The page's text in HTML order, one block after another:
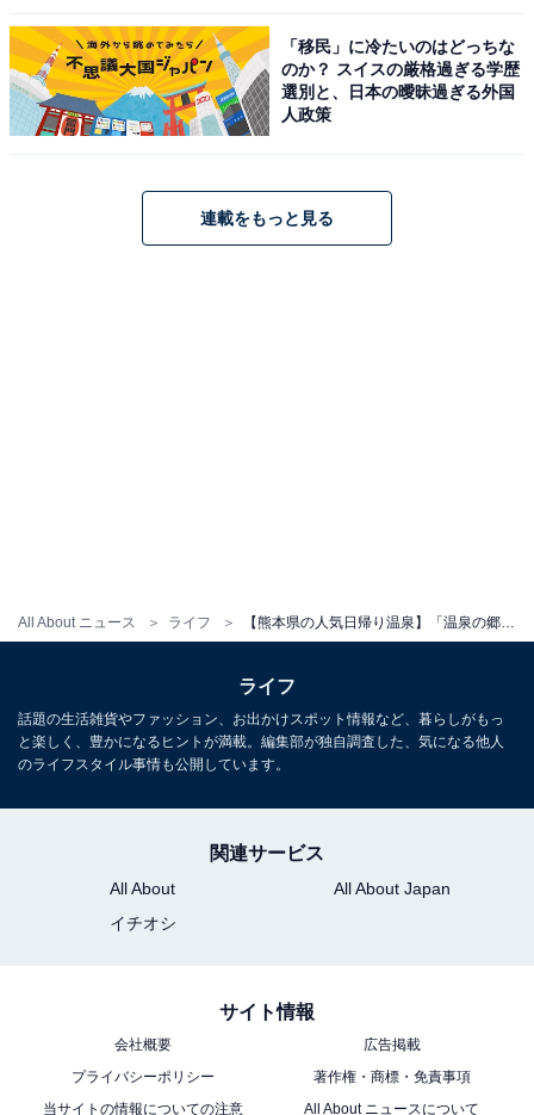
All About ニュース ライフ
アクセス：阿蘇・菊池方面より車で約20分。福岡・大牟
田方面より菊水ICから車で約20分。熊本市内より植木IC
から車で約25分。大駐車場完備。
※ボディーソープ備え付けあり。シャンプー・リンス、
タオル類は有料販売・レンタルとなります。
宿泊：不可（日帰り施設のため、駐車場での寝泊りも原
則禁止。ただし、2台限定の有料車中泊スペース「RVパ
ークSmart」での宿泊は可能です。）
「移民」に冷たいのはどっちな
のか？ スイスの厳格過ぎる学歴
選別と、日本の曖昧過ぎる外国
人政策
連載をもっと見る
ライフ
話題の生活雑貨やファッション、お出かけスポット情報など、暮らしがもっ
と楽しく、豊かになるヒントが満載。編集部が独自調査した、気になる他人
のライフスタイル事情も公開しています。
関連サービス
All About
All About Japan
イチオシ
サイト情報
会社概要
広告掲載
プライバシーポリシー
著作権・商標・免責事項
当サイトの情報についての注意
All About ニュースについて